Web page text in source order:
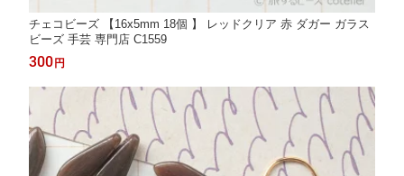
チェコビーズ 【16x5mm 18個 】 レッドクリア 赤 ダガー ガラス
ビーズ 手芸 専門店 C1559
300 円